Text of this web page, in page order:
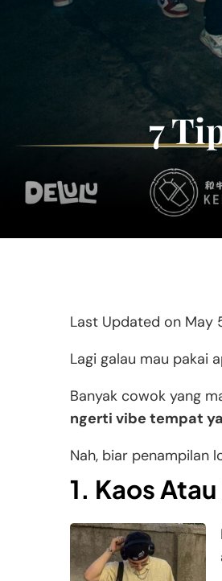
7
Last Updated on May
Lagi galau mau pakai
Banyak cowok yang
ngerti vibe tempat
Nah, biar penampilan
1. Kaos